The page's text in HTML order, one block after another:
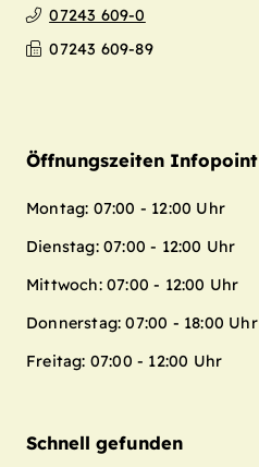
07243 609-0
07243 609-89
Öffnungszeiten Infopoint
Montag: 07:00 - 12:00 Uhr
Dienstag: 07:00 - 12:00 Uhr
Mittwoch: 07:00 - 12:00 Uhr
Donnerstag: 07:00 - 18:00 Uhr
Freitag: 07:00 - 12:00 Uhr
Schnell gefunden